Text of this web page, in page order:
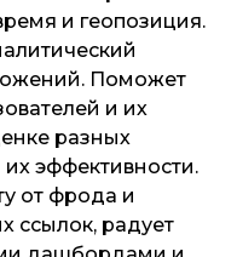
и геопозиция.
Поможет
и их
разных
эффективности.
от фрода и
ссылок, радует